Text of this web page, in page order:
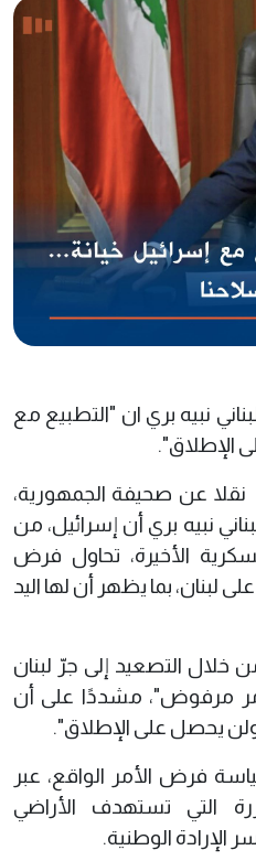
نبيه بري ان "التطبيع مع
الإطلاق".
نقلا عن صحيفة الجمهورية،
نبيه بري أن إسرائيل، من
الأخيرة، تحاول فرض
لبنان، بما يظهر أن لها اليد
التصعيد إلى جرّ لبنان
مرفوض"، مشددًا على أن
ولن يحصل على الإطلاق".
فرض الأمر الواقع، عبر
التي تستهدف الأراضي
الإرادة الوطنية.